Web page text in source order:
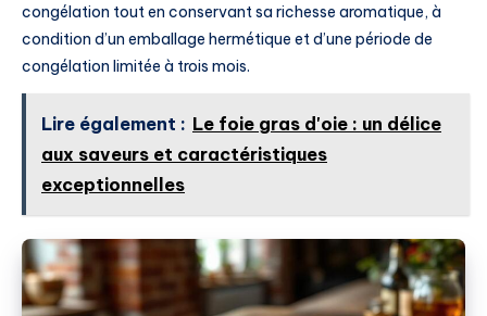
congélation tout en conservant sa richesse aromatique, à
condition d’un emballage hermétique et d’une période de
congélation limitée à trois mois.
Lire également : Le foie gras d'oie : un délice
aux saveurs et caractéristiques
exceptionnelles